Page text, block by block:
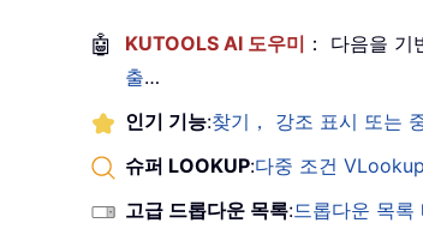
🤖 KUTOOLS AI 도우미 ： 다음을 기
출…
인기 기능:찾기， 강조 표시 또는
슈퍼 LOOKUP:다중 조건 VLookup
고급 드롭다운 목록:드롭다운 목록